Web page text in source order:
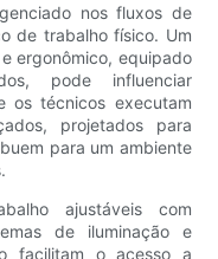
nos fluxos de
de trabalho físico. Um
ergonômico, equipado
pode influenciar
os técnicos executam
projetados para
para um ambiente
ajustáveis ​​com
de iluminação e
facilitam o acesso a